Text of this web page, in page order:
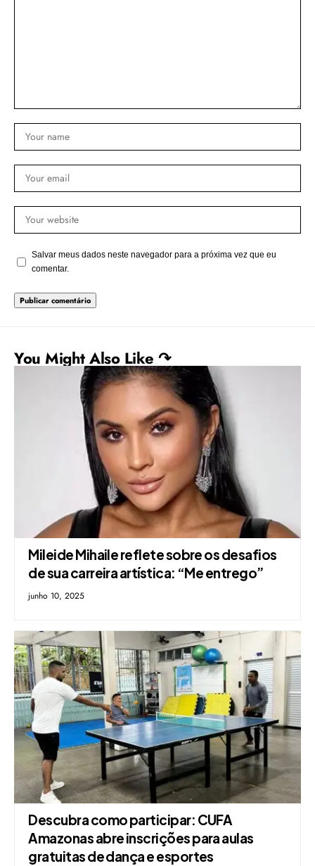
Salvar meus dados neste navegador para a próxima vez que eu
comentar.
You Might Also Like ↷
Mileide Mihaile reflete sobre os desafios
de sua carreira artística: “Me entrego”
junho 10, 2025
Descubra como participar: CUFA
Amazonas abre inscrições para aulas
gratuitas de dança e esportes